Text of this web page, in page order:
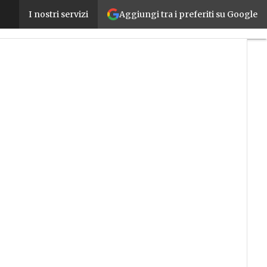
Aggiungi tra i preferiti su Google
I nostri serviziCenter, anche il BI-REX lancia il